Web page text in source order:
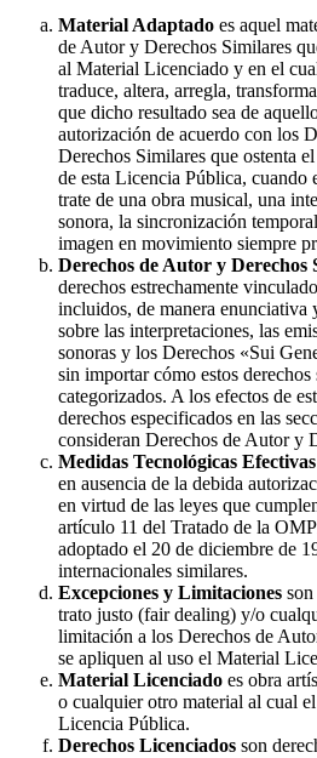
Material Adaptado es aquel
de Autor y Derechos Similares
al Material Licenciado y en el
traduce, altera, arregla,
que dicho resultado sea de
autorización de acuerdo con los
Derechos Similares que ostenta
de esta Licencia Pública,
trate de una obra musical, una
sonora, la sincronización
imagen en movimiento siempre
Derechos de Autor y Derechos
derechos estrechamente
incluidos, de manera enunciativa
sobre las interpretaciones, las
sonoras y los Derechos «Sui
sin importar cómo estos
categorizados. A los efectos de
derechos especificados en las
consideran Derechos de Autor y
Medidas Tecnológicas Efectivas
en ausencia de la debida
en virtud de las leyes que
artículo 11 del Tratado de la
adoptado el 20 de diciembre de
internacionales similares.
Excepciones y Limitaciones
trato justo (fair dealing) y/o
limitación a los Derechos de
se apliquen al uso el Material
Material Licenciado es obra
o cualquier otro material al cual
Licencia Pública.
Derechos Licenciados son